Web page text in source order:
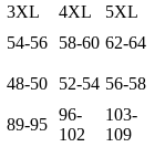
3XL 4XL
5XL
54-56 58-60 62-64
48-50 52-54 56-58
89-95
96-
102
103-
109